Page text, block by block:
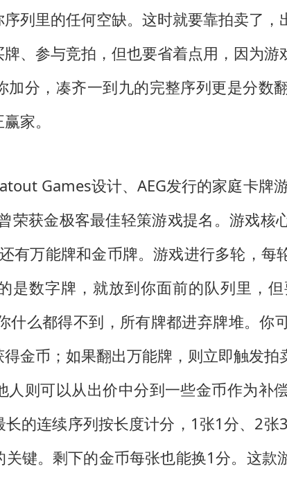
列里的任何空缺。这时就要靠拍卖了
、参与竞拍，但也要省着点用，因为
加分，凑齐一到九的完整序列更是分数
家。
Games设计、AEG发行的家庭卡
荣获金极客最佳轻策游戏提名。游戏核
有万能牌和金币牌。游戏进行多轮，每
数字牌，就放到你面前的队列里，
什么都得不到，所有牌都进弃牌堆。你
得金币；如果翻出万能牌，则立即触发
人则可以从出价中分到一些金币作为补
长的连续序列按长度计分，1张1分、2
键。剩下的金币每张也能换1分。这